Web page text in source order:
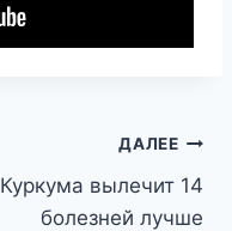
ДАЛЕЕ
Куркума вылечит 14
болезней лучше